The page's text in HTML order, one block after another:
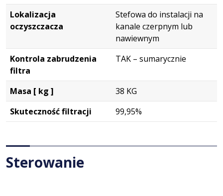
Lokalizacja
oczyszczacza
Stefowa do instalacji na
kanale czerpnym lub
nawiewnym
Kontrola zabrudzenia
filtra
TAK – sumarycznie
Masa [ kg ]
38 KG
Skuteczność filtracji
99,95%
Sterowanie